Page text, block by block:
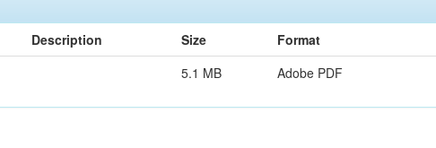
Description Size
Format
5.1 MB Adobe PDF